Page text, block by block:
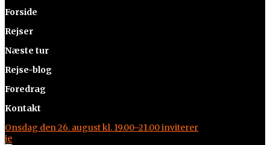
Forside
Rejser
Næste tur
Rejse-blog
Foredrag
Kontakt
Onsdag den 26. august kl. 19.00–21.00 inviterer
je